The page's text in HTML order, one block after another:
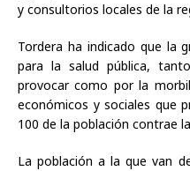
y consultorios locales de la
Tordera ha indicado que la
para la salud pública,
provocar como por la
económicos y sociales que
100 de la población contrae
La población a la que van